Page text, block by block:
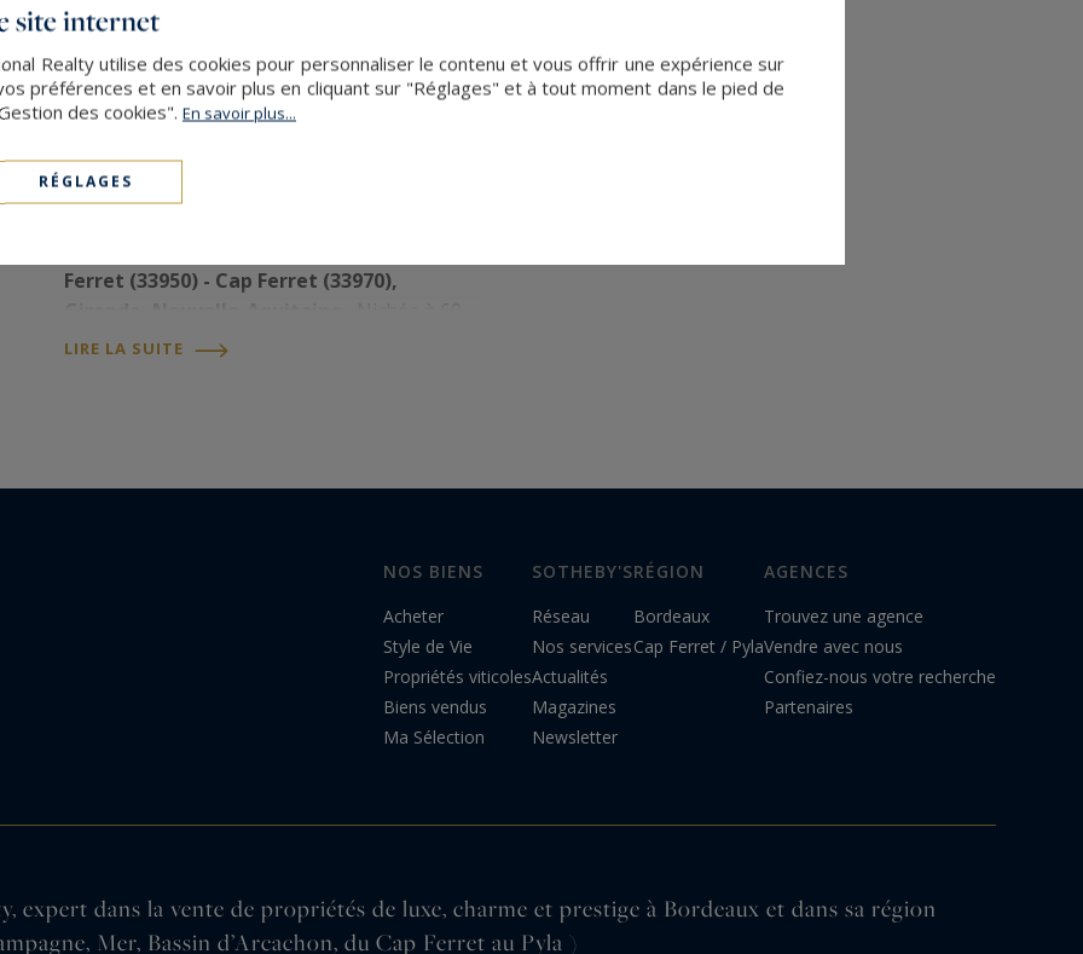
Pourquoi acheter au Cap Ferret ?
Ferret (33950) - Cap Ferret (33970),
km à l’ouest de Bordeaux, entre l'océan
LIRE LA SUITE
NOS BIENS
Acheter
Style de Vie
Propriétés viticoles
Biens vendus
Ma Sélection
SOTHEBY'S
Réseau
Nos services
Actualités
Magazines
Newsletter
RÉGION
Bordeaux
Cap Ferret / Pyla
AGENCES
Trouvez une agence
Vendre avec nous
Confiez-nous votre recherche
Partenaires
expert dans la vente de propriétés de luxe, charme et prestige à Bordeaux et dans sa région
Mer, Bassin d’Arcachon, du Cap Ferret au Pyla )
site internet
Realty utilise des cookies pour personnaliser le contenu et vous offrir une expérience sur
préférences et en savoir plus en cliquant sur "Réglages" et à tout moment dans le pied de
des cookies". En savoir plus...
RÉGLAGES